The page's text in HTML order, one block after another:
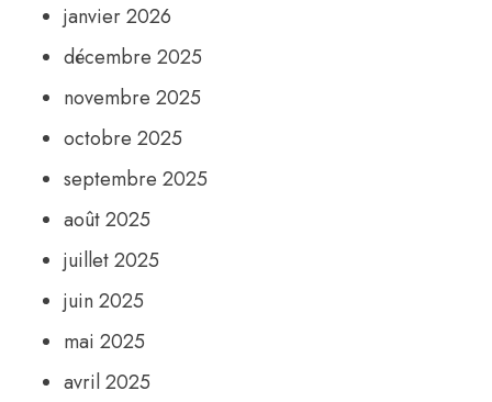
janvier 2026
décembre 2025
novembre 2025
octobre 2025
septembre 2025
août 2025
juillet 2025
juin 2025
mai 2025
avril 2025